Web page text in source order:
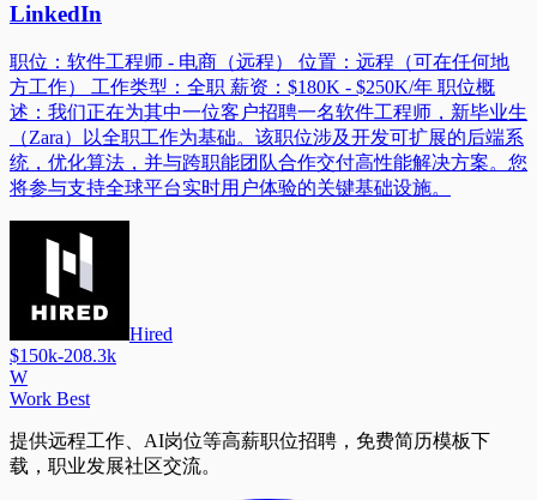
LinkedIn
职位：软件工程师 - 电商（远程） 位置：远程（可在任何地
方工作） 工作类型：全职 薪资：$180K - $250K/年 职位概
述：我们正在为其中一位客户招聘一名软件工程师，新毕业生
（Zara）以全职工作为基础。该职位涉及开发可扩展的后端系
统，优化算法，并与跨职能团队合作交付高性能解决方案。您
将参与支持全球平台实时用户体验的关键基础设施。
Hired
$150k-208.3k
W
Work Best
提供远程工作、AI岗位等高薪职位招聘，免费简历模板下
载，职业发展社区交流。